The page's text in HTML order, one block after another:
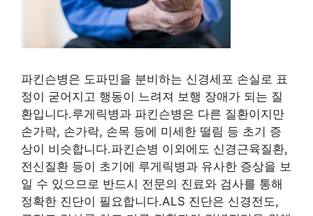
파킨슨병은 도파민을 분비하는 신경세포 손실로 표
정이 굳어지고 행동이 느려져 보행 장애가 되는 질
환입니다.루게릭병과 파킨슨병은 다른 질환이지만
손가락, 손가락, 손목 등에 미세한 떨림 등 초기 증
상이 비슷합니다.파킨슨병 이외에도 신경근육질환,
전신질환 등이 초기에 루게릭병과 유사한 증상을 보
일 수 있으므로 반드시 전문의 진료와 검사를 통해
정확한 진단이 필요합니다.ALS 진단은 신경전도,